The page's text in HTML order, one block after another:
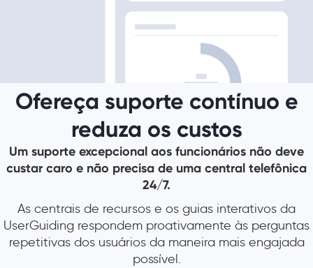
Ofereça suporte contínuo e
reduza os custos
Um suporte excepcional aos funcionários não deve
custar caro e não precisa de uma central telefônica
24/7.
As centrais de recursos e os guias interativos da
UserGuiding respondem proativamente às perguntas
repetitivas dos usuários da maneira mais engajada
possível.